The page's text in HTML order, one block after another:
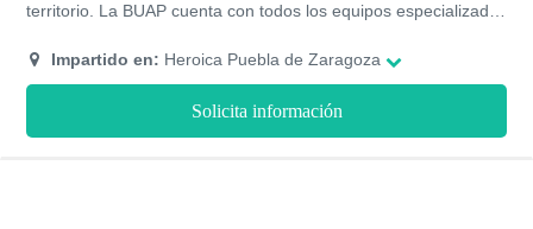
territorio. La BUAP cuenta con todos los equipos especializados
con el fin de que puedas realizar todos los estudios necesarios
sobre todo lo relacionado a los procesos territoriales. Este es
un posgrado que se imparte bajo la modalidad presencial y
tiene una duración de ocho semestres.
Impartido en: Heroica Puebla de Zaragoza
Solicita información